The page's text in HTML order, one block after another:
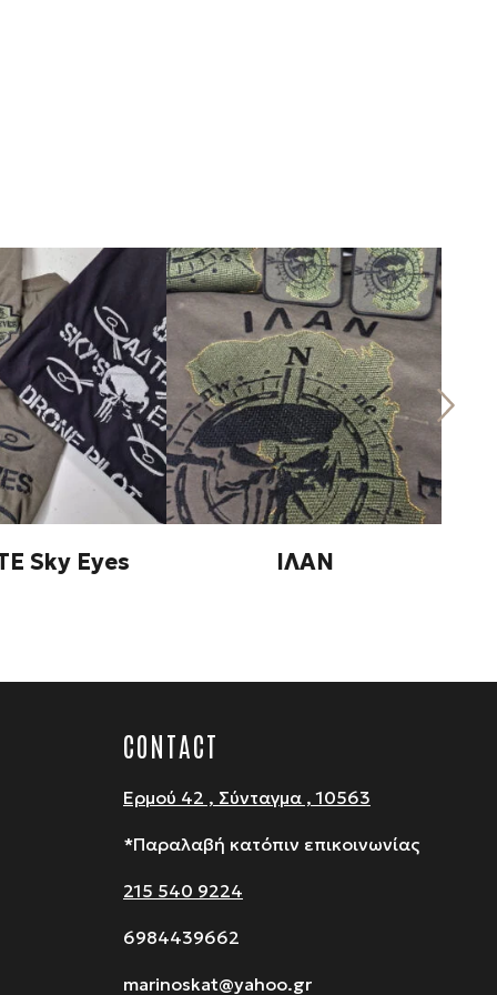
Sky Εyes ΙΛΑΝ
CONTACT
Ερμού 42 , Σύνταγμα , 10563
*Παραλαβή κατόπιν επικοινωνίας
215 540 9224
6984439662
marinoskat@yahoo.gr